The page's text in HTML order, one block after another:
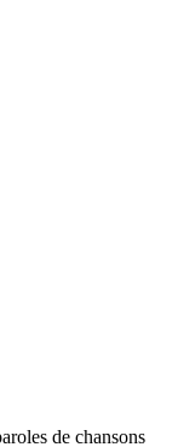
de chansons